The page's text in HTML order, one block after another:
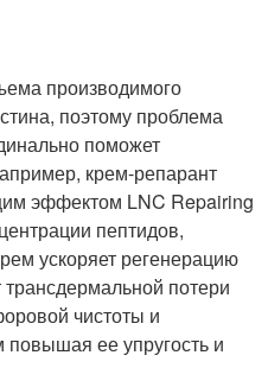
производимого
поэтому проблема
поможет
крем-репарант
эффектом LNC Repairing
пептидов,
ускоряет регенерацию
потери
чистоты и
повышая ее упругость и